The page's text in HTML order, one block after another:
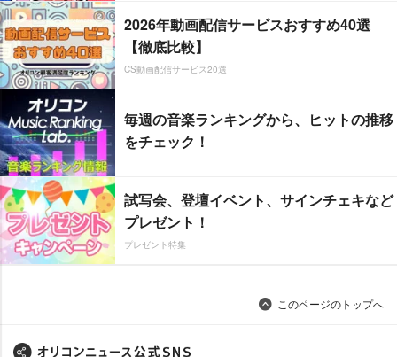
2026年動画配信サービスおすすめ40選
【徹底比較】
CS動画配信サービス20選
毎週の音楽ランキングから、ヒットの推移
をチェック！
試写会、登壇イベント、サインチェキなど
プレゼント！
プレゼント特集
このページのトップへ